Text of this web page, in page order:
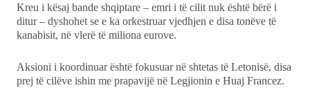
Kreu i kësaj bande shqiptare – emri i të cilit nuk është bërë i
ditur – dyshohet se e ka orkestruar vjedhjen e disa tonëve të
kanabisit, në vlerë të miliona eurove.
Aksioni i koordinuar është fokusuar në shtetas të Letonisë, disa
prej të cilëve ishin me prapavijë në Legjionin e Huaj Francez.